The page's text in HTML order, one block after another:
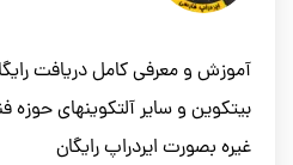
آموزش و معرفی کامل دریافت
بیتکوین و سایر آلتکوینهای حوزه
غیره بصورت ایردراپ رایگان